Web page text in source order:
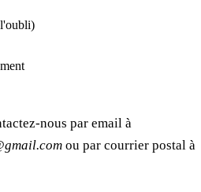
nous par email à
ou par courrier postal à